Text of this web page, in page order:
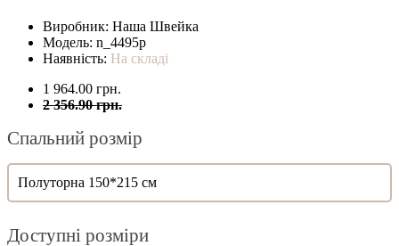
Виробник: Наша Швейка
Модель: n_4495p
Наявність: На складі
1 964.00 грн.
2 356.90 грн.
Спальний розмір
Полуторна 150*215 см
Доступні розміри